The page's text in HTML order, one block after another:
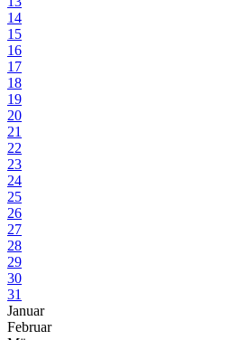
14
15
16
17
18
19
20
21
22
23
24
25
26
27
28
29
30
31
Januar
Februar